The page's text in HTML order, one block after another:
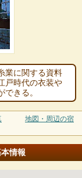
業に関する資料
戸時代の衣装や
きる。
地図・周辺の宿
情報